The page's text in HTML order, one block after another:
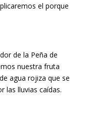
el porque
de la Peña de
nuestra fruta
agua rojiza que se
las lluvias caídas.